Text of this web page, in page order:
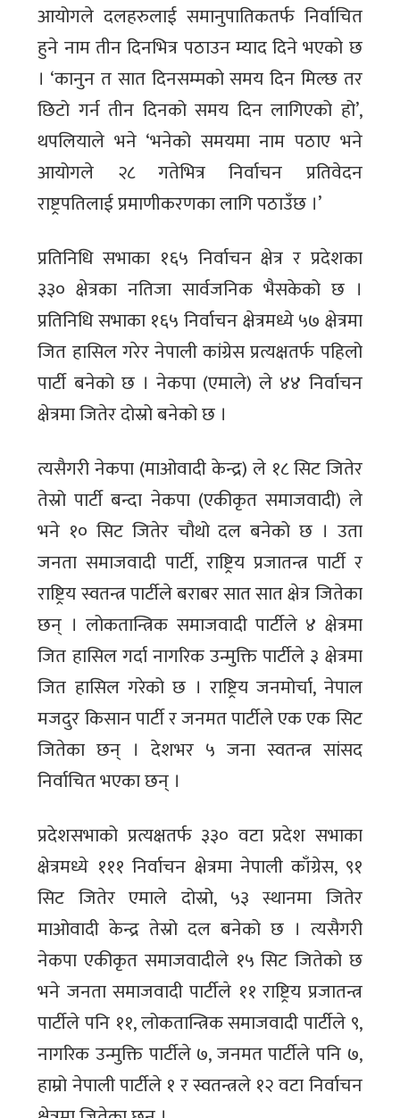
आयोगले दलहरुलाई समानुपातिकतर्फ निर्वाचित
हुने नाम तीन दिनभित्र पठाउन म्याद दिने भएको छ
। ‘कानुन त सात दिनसम्मको समय दिन मिल्छ तर
छिटो गर्न तीन दिनको समय दिन लागिएको हो’,
थपलियाले भने ‘भनेको समयमा नाम पठाए भने
आयोगले २८ गतेभित्र निर्वाचन प्रतिवेदन
राष्ट्रपतिलाई प्रमाणीकरणका लागि पठाउँछ ।’
प्रतिनिधि सभाका १६५ निर्वाचन क्षेत्र र प्रदेशका
३३० क्षेत्रका नतिजा सार्वजनिक भैसकेको छ ।
प्रतिनिधि सभाका १६५ निर्वाचन क्षेत्रमध्ये ५७ क्षेत्रमा
जित हासिल गरेर नेपाली कांग्रेस प्रत्यक्षतर्फ पहिलो
पार्टी बनेको छ । नेकपा (एमाले) ले ४४ निर्वाचन
क्षेत्रमा जितेर दोस्रो बनेको छ ।
त्यसैगरी नेकपा (माओवादी केन्द्र) ले १८ सिट जितेर
तेस्रो पार्टी बन्दा नेकपा (एकीकृत समाजवादी) ले
भने १० सिट जितेर चौथो दल बनेको छ । उता
जनता समाजवादी पार्टी, राष्ट्रिय प्रजातन्त्र पार्टी र
राष्ट्रिय स्वतन्त्र पार्टीले बराबर सात सात क्षेत्र जितेका
छन् । लोकतान्त्रिक समाजवादी पार्टीले ४ क्षेत्रमा
जित हासिल गर्दा नागरिक उन्मुक्ति पार्टीले ३ क्षेत्रमा
जित हासिल गरेको छ । राष्ट्रिय जनमोर्चा, नेपाल
मजदुर किसान पार्टी र जनमत पार्टीले एक एक सिट
जितेका छन् । देशभर ५ जना स्वतन्त्र सांसद
निर्वाचित भएका छन् ।
प्रदेशसभाको प्रत्यक्षतर्फ ३३० वटा प्रदेश सभाका
क्षेत्रमध्ये १११ निर्वाचन क्षेत्रमा नेपाली काँग्रेस, ९१
सिट जितेर एमाले दोस्रो, ५३ स्थानमा जितेर
माओवादी केन्द्र तेस्रो दल बनेको छ । त्यसैगरी
नेकपा एकीकृत समाजवादीले १५ सिट जितेको छ
भने जनता समाजवादी पार्टीले ११ राष्ट्रिय प्रजातन्त्र
पार्टीले पनि ११, लोकतान्त्रिक समाजवादी पार्टीले ९,
नागरिक उन्मुक्ति पार्टीले ७, जनमत पार्टीले पनि ७,
हाम्रो नेपाली पार्टीले १ र स्वतन्त्रले १२ वटा निर्वाचन